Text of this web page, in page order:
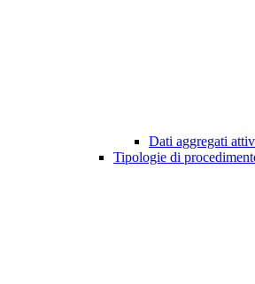
Dati aggregati
Tipologie di